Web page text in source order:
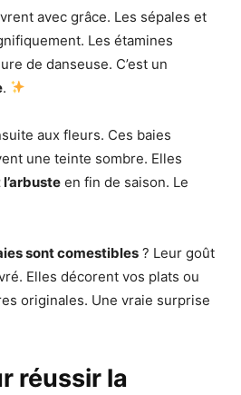
avec grâce. Les sépales et
Les étamines
de danseuse. C’est un
.
aux fleurs. Ces baies
une teinte sombre. Elles
en fin de saison. Le
sont comestibles ? Leur goût
Elles décorent vos plats ou
originales. Une vraie surprise
réussir la